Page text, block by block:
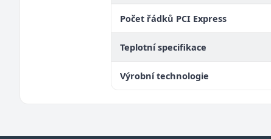
Počet řádků PCI Express
Teplotní specifikace
Výrobní technologie